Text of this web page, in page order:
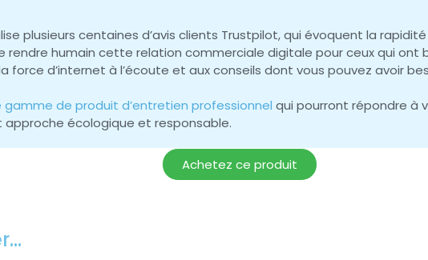
plusieurs centaines d’avis clients Trustpilot, qui évoquent la
humain cette relation commerciale digitale pour ceux qui ont
force d’internet à l’écoute et aux conseils dont vous pouvez avoir
gamme de produit d’entretien professionnel qui pourront répondre à
écologique et responsable.
Achetez ce produit